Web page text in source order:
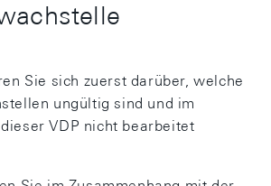
Sie sich zuerst darüber, welche
ungültig sind und im
VDP nicht bearbeitet